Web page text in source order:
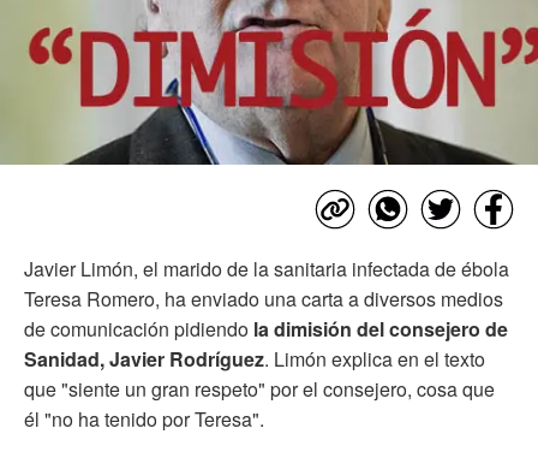
Javier Limón, el marido de la sanitaria infectada de ébola
Teresa Romero, ha enviado una carta a diversos medios
de comunicación pidiendo la dimisión del consejero de
Sanidad, Javier Rodríguez. Limón explica en el texto
que "siente un gran respeto" por el consejero, cosa que
él "no ha tenido por Teresa".